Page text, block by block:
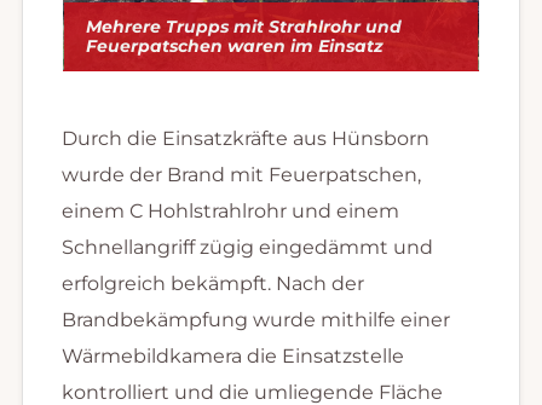
Mehrere Trupps mit Strahlrohr und
Feuerpatschen waren im Einsatz
Durch die Einsatzkräfte aus Hünsborn
wurde der Brand mit Feuerpatschen,
einem C Hohlstrahlrohr und einem
Schnellangriff zügig eingedämmt und
erfolgreich bekämpft. Nach der
Brandbekämpfung wurde mithilfe einer
Wärmebildkamera die Einsatzstelle
kontrolliert und die umliegende Fläche